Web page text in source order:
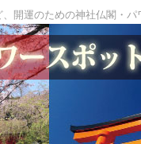
開運のための神社仏閣・